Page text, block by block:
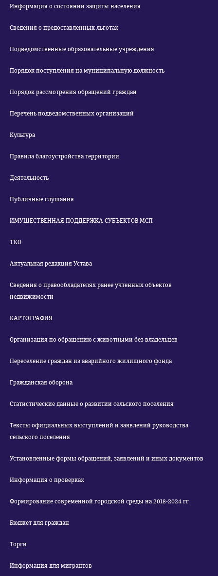
Информация о состоянии защиты населения
Сведения о предоставленных льготах
Подведомственные образовательные учреждения
Порядок поступления на муниципальную должность
Порядок рассмотрения обращений граждан
Перечень подведомственных организаций
Культура
Правила благоустройства территории
Деятельность
Публичные слушания
ИМУЩЕСТВЕННАЯ ПОДДЕРЖКА СУБЪЕКТОВ МСП
ТКО
Актуальная редакция Устава
Сведения о правообладателях ранее учтенных объектов
недвижимости
КАРТОГРАФИЯ
Организация по обращению с животными без владельцев
Переселение граждан из аварийного жилищного фонда
Гражданская оборона
Статистические данные о развитии сельского поселения
Тексты официальных выступлений и заявлений руководства
сельского поселения
Установленные формы обращений, заявлений и иных документов
Информация о проверках
Формирование современной городской среды на 2018-2024 гг
Бюджет для граждан
Торги
Информация для мигрантов